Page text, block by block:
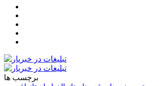
برچسب ها